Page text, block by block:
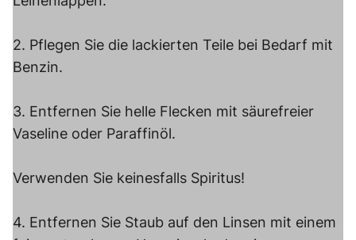
2. Pflegen Sie die lackierten Teile bei Bedarf mit
Benzin.
3. Entfernen Sie helle Flecken mit säurefreier
Vaseline oder Paraffinöl.
Verwenden Sie keinesfalls Spiritus!
4. Entfernen Sie Staub auf den Linsen mit einem